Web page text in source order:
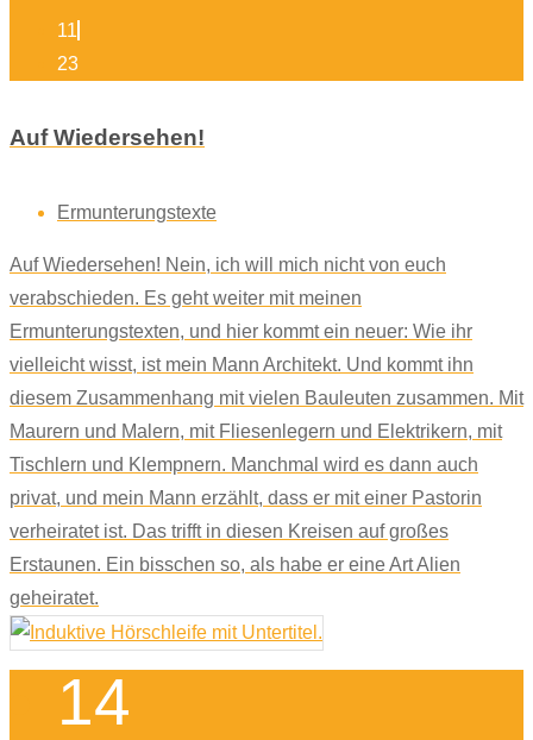
11
23
Auf Wiedersehen!
Ermunterungstexte
Auf Wiedersehen! Nein, ich will mich nicht von euch
verabschieden. Es geht weiter mit meinen
Ermunterungstexten, und hier kommt ein neuer: Wie ihr
vielleicht wisst, ist mein Mann Architekt. Und kommt ihn
diesem Zusammenhang mit vielen Bauleuten zusammen. Mit
Maurern und Malern, mit Fliesenlegern und Elektrikern, mit
Tischlern und Klempnern. Manchmal wird es dann auch
privat, und mein Mann erzählt, dass er mit einer Pastorin
verheiratet ist. Das trifft in diesen Kreisen auf großes
Erstaunen. Ein bisschen so, als habe er eine Art Alien
geheiratet.
14